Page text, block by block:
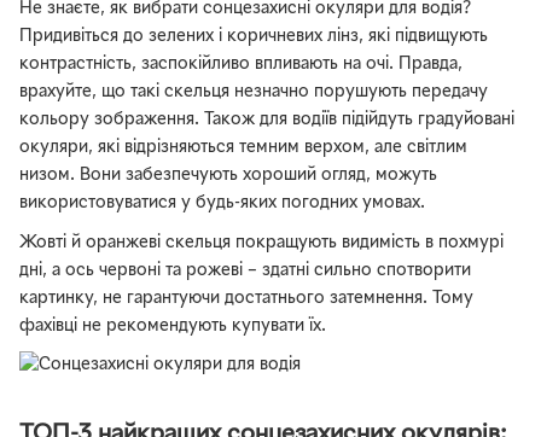
Не знаєте, як вибрати сонцезахисні окуляри для водія?
Придивіться до зелених і коричневих лінз, які підвищують
контрастність, заспокійливо впливають на очі. Правда,
врахуйте, що такі скельця незначно порушують передачу
кольору зображення. Також для водіїв підійдуть градуйовані
окуляри, які відрізняються темним верхом, але світлим
низом. Вони забезпечують хороший огляд, можуть
використовуватися у будь-яких погодних умовах.
Жовті й оранжеві скельця покращують видимість в похмурі
дні, а ось червоні та рожеві – здатні сильно спотворити
картинку, не гарантуючи достатнього затемнення. Тому
фахівці не рекомендують купувати їх.